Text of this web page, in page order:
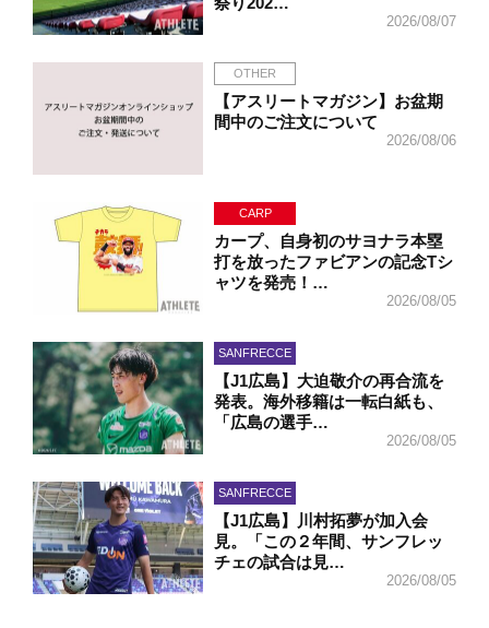
2026/08/07
OTHER
【アスリートマガジン】お盆期
間中のご注文について
2026/08/06
CARP
カープ、自身初のサヨナラ本塁
打を放ったファビアンの記念Tシ
ャツを発売！…
2026/08/05
SANFRECCE
【J1広島】大迫敬介の再合流を
発表。海外移籍は一転白紙も、
「広島の選手…
2026/08/05
SANFRECCE
【J1広島】川村拓夢が加入会
見。「この２年間、サンフレッ
チェの試合は見…
2026/08/05